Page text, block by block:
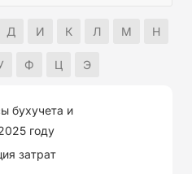
Д И К Л М Н
Ф Ц Э
бухучета и
году
затрат